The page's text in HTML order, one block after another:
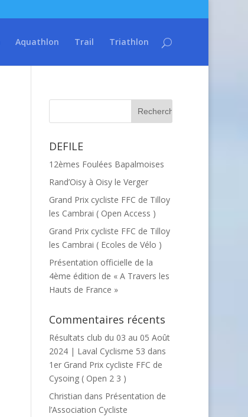
Aquathlon Trail Triathlon
DEFILE
12èmes Foulées Bapalmoises
Rand’Oisy à Oisy le Verger
Grand Prix cycliste FFC de Tilloy
les Cambrai ( Open Access )
Grand Prix cycliste FFC de Tilloy
les Cambrai ( Ecoles de Vélo )
Présentation officielle de la
4ème édition de « A Travers les
Hauts de France »
Commentaires récents
Résultats club du 03 au 05 Août
2024 | Laval Cyclisme 53 dans
1er Grand Prix cycliste FFC de
Cysoing ( Open 2 3 )
Christian dans Présentation de
l’Association Cycliste